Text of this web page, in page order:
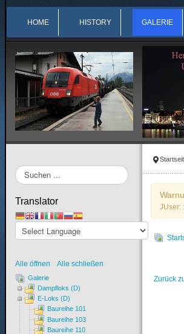
HOME HISTORY GALERIE
JUser:
Zurück
Suchen
...
Translator
Alle öffnen Alle schließen
Galerie
Dampfloks (D)
E-Loks (D)
Baureihe 101
Baureihe 103
Baureihe 110